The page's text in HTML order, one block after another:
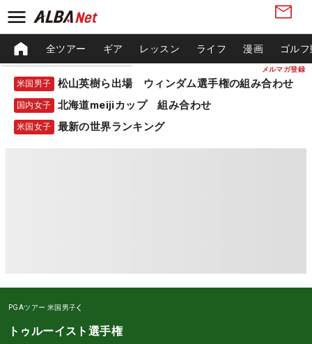
メルマガ登録
全ツアー ギア レッスン ライフ 漫画 ゴル
米国男子 松山英樹ら出場 ウィンダム選手権の組み合わせ
国内女子 北海道meijiカップ 組み合わせ
米国女子 最新の世界ランキング
PGAツアー 米国男子
トゥルーイスト選手権